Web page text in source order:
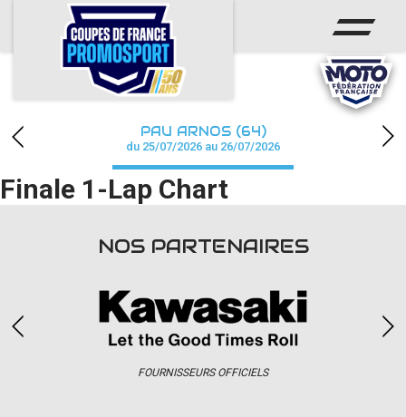
ACCUEIL
ACTUS
CALENDRIER
CHAMPIONNAT
RÉSULTATS
accéder à la billetterie
PAU ARNOS (64)
du 25/07/2026 au 26/07/2026
Finale 1-Lap Chart
NOS PARTENAIRES
FOURNISSEURS OFFICIELS